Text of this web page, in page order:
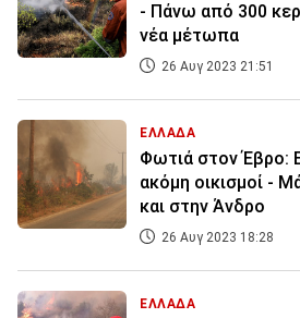
- Πάνω από 300
νέα μέτωπα
26 Αυγ 2023 21:51
ΕΛΛΑΔΑ
Φωτιά στον Έβρο:
ακόμη οικισμοί -
και στην Άνδρο
26 Αυγ 2023 18:28
ΕΛΛΑΔΑ